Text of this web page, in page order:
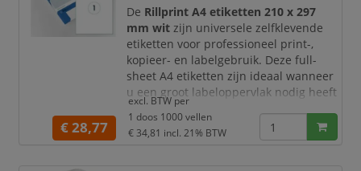
van eenpe
De Rillprint A4 etiketten 210 x 297
mm wit zijn universele zelfklevende
etiketten voor professioneel print-,
kopieer- en labelgebruik. Deze full-
sheet A4 etiketten zijn ideaal wanneer
u een groot labeloppervlak nodig heeft
voor verzendinformatie, productlabels,
waarschuwingsetiketten,
presentatiemateriaal, magazijnlabels of
€ 28,77
excl. BTW per
1 doos 1000 vellen
€ 34,81 incl. 21% BTW